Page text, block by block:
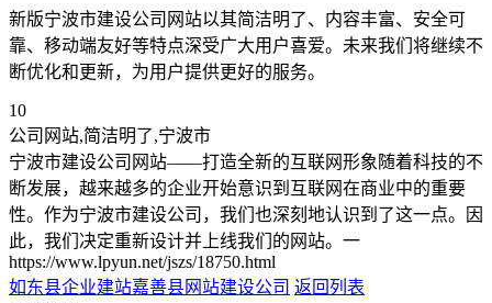
新版宁波市建设公司网站以其简洁明了、内容丰富、安全可
靠、移动端友好等特点深受广大用户喜爱。未来我们将继续不
断优化和更新，为用户提供更好的服务。
10
公司网站,简洁明了,宁波市
宁波市建设公司网站——打造全新的互联网形象随着科技的不
断发展，越来越多的企业开始意识到互联网在商业中的重要
性。作为宁波市建设公司，我们也深刻地认识到了这一点。因
此，我们决定重新设计并上线我们的网站。一
https://www.lpyun.net/jszs/18750.html
如东县企业建站嘉善县网站建设公司 返回列表